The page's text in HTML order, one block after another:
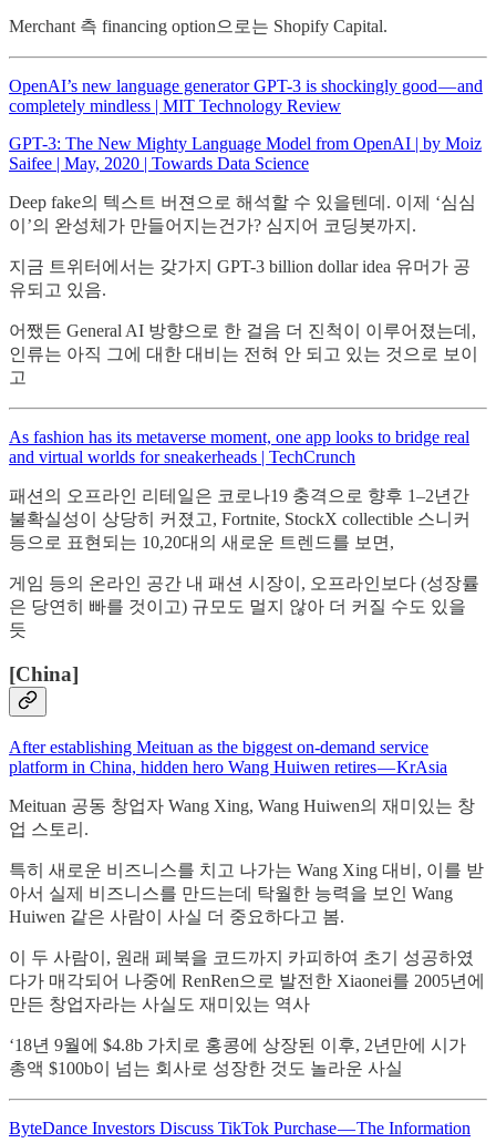
Merchant 측 financing option으로는 Shopify Capital.
OpenAI’s new language generator GPT-3 is shockingly good — and
completely mindless | MIT Technology Review
GPT-3: The New Mighty Language Model from OpenAI | by Moiz
Saifee | May, 2020 | Towards Data Science
Deep fake의 텍스트 버젼으로 해석할 수 있을텐데. 이제 ‘심심
이’의 완성체가 만들어지는건가? 심지어 코딩봇까지.
지금 트위터에서는 갖가지 GPT-3 billion dollar idea 유머가 공
유되고 있음.
어쨌든 General AI 방향으로 한 걸음 더 진척이 이루어졌는데,
인류는 아직 그에 대한 대비는 전혀 안 되고 있는 것으로 보이
고
As fashion has its metaverse moment, one app looks to bridge real
and virtual worlds for sneakerheads | TechCrunch
패션의 오프라인 리테일은 코로나19 충격으로 향후 1–2년간
불확실성이 상당히 커졌고, Fortnite, StockX collectible 스니커
등으로 표현되는 10,20대의 새로운 트렌드를 보면,
게임 등의 온라인 공간 내 패션 시장이, 오프라인보다 (성장률
은 당연히 빠를 것이고) 규모도 멀지 않아 더 커질 수도 있을
듯
[China]
After establishing Meituan as the biggest on-demand service
platform in China, hidden hero Wang Huiwen retires — KrAsia
Meituan 공동 창업자 Wang Xing, Wang Huiwen의 재미있는 창
업 스토리.
특히 새로운 비즈니스를 치고 나가는 Wang Xing 대비, 이를 받
아서 실제 비즈니스를 만드는데 탁월한 능력을 보인 Wang
Huiwen 같은 사람이 사실 더 중요하다고 봄.
이 두 사람이, 원래 페북을 코드까지 카피하여 초기 성공하였
다가 매각되어 나중에 RenRen으로 발전한 Xiaonei를 2005년에
만든 창업자라는 사실도 재미있는 역사
‘18년 9월에 $4.8b 가치로 홍콩에 상장된 이후, 2년만에 시가
총액 $100b이 넘는 회사로 성장한 것도 놀라운 사실
ByteDance Investors Discuss TikTok Purchase — The Information